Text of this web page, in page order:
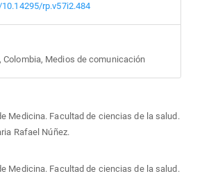
rp.v57i2.484
Colombia, Medios de comunicación
Medicina. Facultad de ciencias de la salud.
Rafael Núñez.
Medicina. Facultad de ciencias de la salud.